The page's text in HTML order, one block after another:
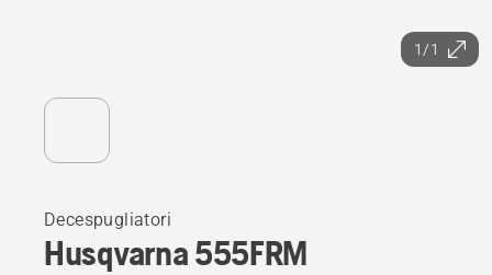
1/1
Decespugliatori
Husqvarna 555FRM